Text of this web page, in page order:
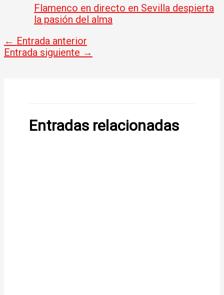
Flamenco en directo en Sevilla despierta
la pasión del alma
← Entrada anterior
Entrada siguiente →
Entradas relacionadas